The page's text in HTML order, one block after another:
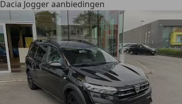
Dacia Jogger aanbiedingen